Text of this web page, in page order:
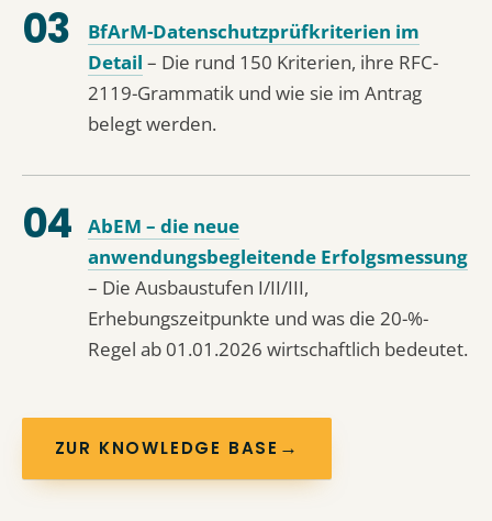
BfArM-Datenschutzprüfkriterien im
Detail – Die rund 150 Kriterien, ihre RFC-
2119-Grammatik und wie sie im Antrag
belegt werden.
AbEM – die neue
anwendungsbegleitende Erfolgsmessung
– Die Ausbaustufen I/II/III,
Erhebungszeitpunkte und was die 20-%-
Regel ab 01.01.2026 wirtschaftlich bedeutet.
ZUR KNOWLEDGE BASE →